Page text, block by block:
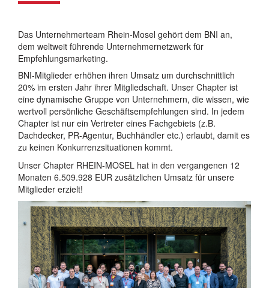
Das Unternehmerteam Rhein-Mosel gehört dem BNI an,
dem weltweit führende Unternehmernetzwerk für
Empfehlungsmarketing.
BNI-Mitglieder erhöhen ihren Umsatz um durchschnittlich
20% im ersten Jahr ihrer Mitgliedschaft. Unser Chapter ist
eine dynamische Gruppe von Unternehmern, die wissen, wie
wertvoll persönliche Geschäftsempfehlungen sind. In jedem
Chapter ist nur ein Vertreter eines Fachgebiets (z.B.
Dachdecker, PR-Agentur, Buchhändler etc.) erlaubt, damit es
zu keinen Konkurrenzsituationen kommt.
Unser Chapter RHEIN-MOSEL hat in den vergangenen 12
Monaten 6.509.928 EUR zusätzlichen Umsatz für unsere
Mitglieder erzielt!